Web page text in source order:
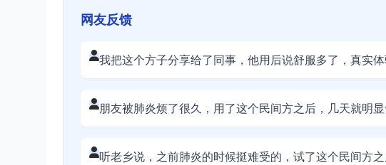
网友反馈
我把这个方子分享给了同事，他用后说舒服多了，真实体
朋友被肺炎烦了很久，用了这个民间方之后，几天就明显
听老乡说，之前肺炎的时候挺难受的，试了这个民间方